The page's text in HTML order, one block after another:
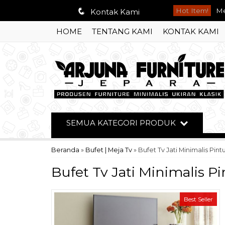
q Kontak Kami Hot Item!
HOME TENTANG KAMI KONTAK KAMI
SEMUA KATEGORI PRODUK
Beranda » Bufet | Meja Tv » Bufet Tv Jati Minimalis
Bufet Tv Jati Minimalis
Best Seller